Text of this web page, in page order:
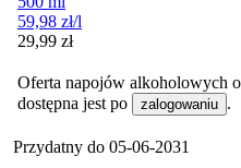
59,98 zł/l
Cena
29,99 zł
Oferta napojów alkoholowych
dostępna jest po
zalogowaniu .
Przydatny do 05-06-2031